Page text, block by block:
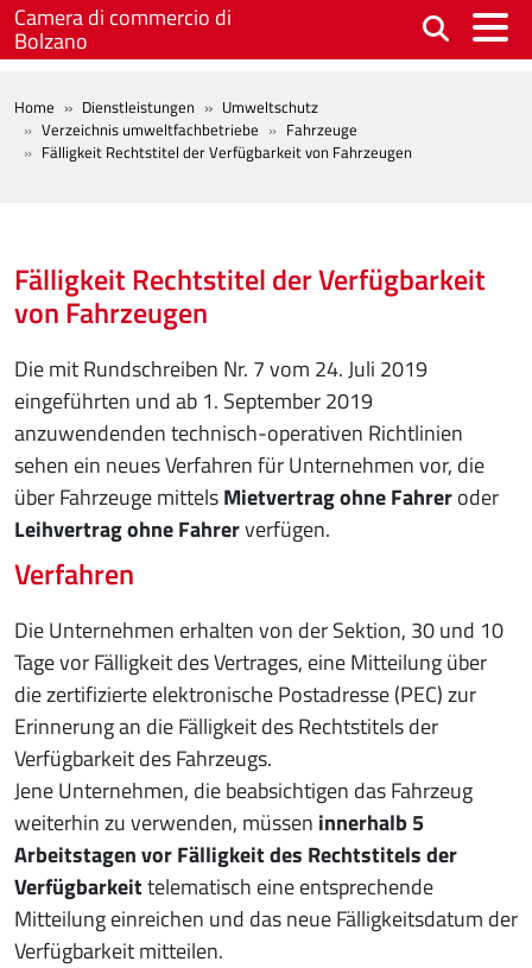
Skip to main content
Camera di commercio di
Bolzano
BREADCRUMB
Home Dienstleistungen
Umweltschutz
Verzeichnis umweltfachbetriebe
Fahrzeuge
Fälligkeit Rechtstitel der Verfügbarkeit von Fahrzeugen
Fälligkeit Rechtstitel der Verfügbarkeit
von Fahrzeugen
Die mit Rundschreiben Nr. 7 vom 24. Juli 2019
eingeführten und ab 1. September 2019
anzuwendenden technisch-operativen Richtlinien
sehen ein neues Verfahren für Unternehmen vor, die
über Fahrzeuge mittelsMietvertrag ohne Fahreroder
Leihvertrag ohne Fahrerverfügen.
Verfahren
Die Unternehmen erhalten von der Sektion, 30 und 10
Tage vor Fälligkeit des Vertrages, eine Mitteilung über
die zertifizierte elektronische Postadresse (PEC) zur
Erinnerung an die Fälligkeit des Rechtstitels der
Verfügbarkeit des Fahrzeugs.
Jene Unternehmen, die beabsichtigen das Fahrzeug
weiterhin zu verwenden, müssen innerhalb 5
Arbeitstagen vor Fälligkeit des Rechtstitels der
Verfügbarkeittelematisch eine entsprechende
Mitteilung einreichen und das neue Fälligkeitsdatum der
Verfügbarkeit mitteilen.